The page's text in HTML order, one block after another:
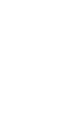
údajne na